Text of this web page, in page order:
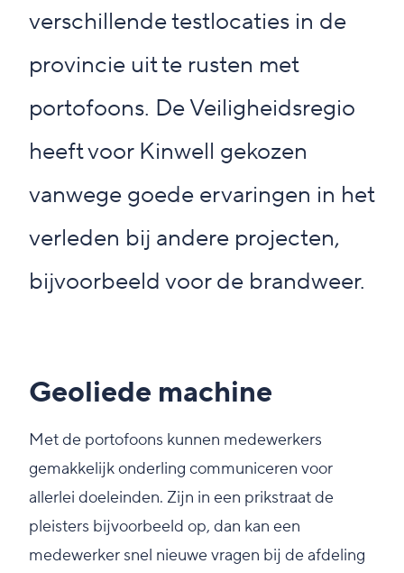
verschillende testlocaties in de
provincie uit te rusten met
portofoons. De Veiligheidsregio
heeft voor Kinwell gekozen
vanwege goede ervaringen in het
verleden bij andere projecten,
bijvoorbeeld voor de brandweer.
Geoliede machine
Met de portofoons kunnen medewerkers
gemakkelijk onderling communiceren voor
allerlei doeleinden. Zijn in een prikstraat de
pleisters bijvoorbeeld op, dan kan een
medewerker snel nieuwe vragen bij de afdeling